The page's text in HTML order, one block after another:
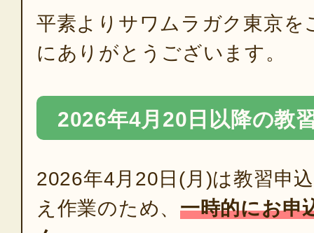
平素よりサワムラガク東京を
にありがとうございます。
2026年4月20日以降の教
2026年4月20日(月)は教習申
え作業のため、一時的にお申